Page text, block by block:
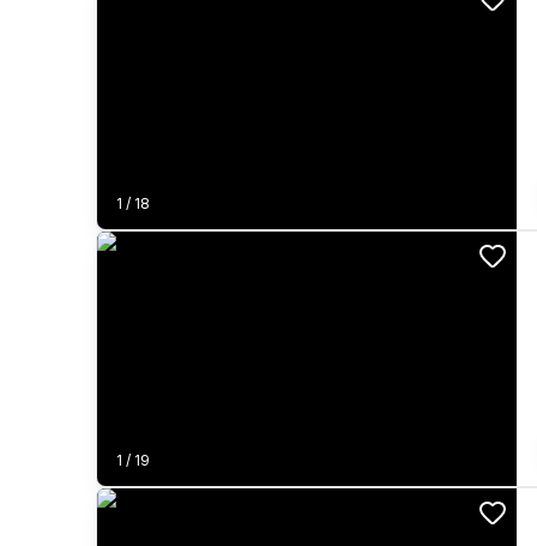
1 / 18
1 / 19